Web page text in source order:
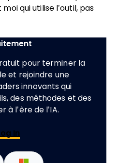
qui utilise l’outil, pas
pour terminer la
et rejoindre une
innovants qui
des méthodes et des
à l’ère de l’IA.
In